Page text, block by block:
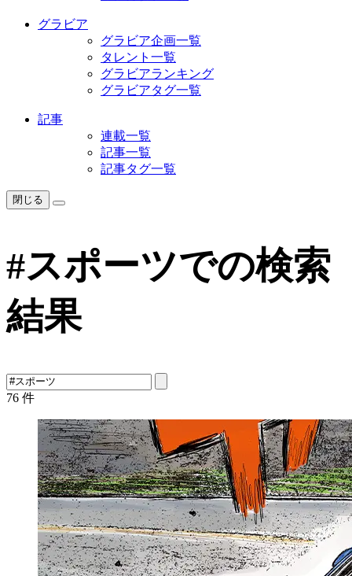
グラビア
グラビア企画一覧
タレント一覧
グラビアランキング
グラビアタグ一覧
記事
連載一覧
記事一覧
記事タグ一覧
閉じる
#スポーツでの検索
結果
76 件